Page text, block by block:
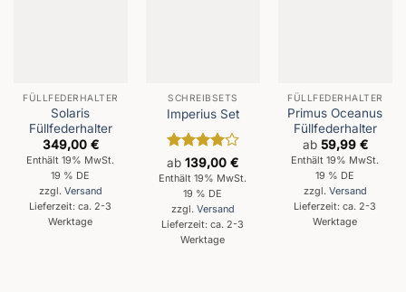
FÜLLFEDERHALTER
Solaris
Füllfederhalter
349,00 €
Enthält 19% MwSt.
19 % DE
zzgl. Versand
Lieferzeit: ca. 2-3
Werktage
SCHREIBSETS
Imperius Set
Bewertet
mit4
von 5
ab139,00€
Enthält 19% MwSt.
19 % DE
zzgl. Versand
Lieferzeit: ca. 2-3
Werktage
FÜLLFEDERHALTER
Primus Oceanus
Füllfederhalter
ab 59,99 €
Enthält 19% MwSt.
19 % DE
zzgl. Versand
Lieferzeit: ca. 2-3
Werktage